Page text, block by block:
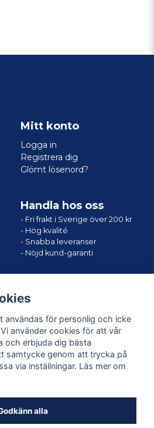
Mitt konto
Logga in
Registrera dig
Glömt lösenord?
Handla hos oss
- Fri frakt i Sverige över 200 kr
- Hög kvalité
- Snabba leveranser
- Nöjd kund-garanti
användas för personlig och icke
använder cookies för att vår
och erbjuda dig bästa
samtycke genom att trycka på
via inställningar. Läs mer om
alla